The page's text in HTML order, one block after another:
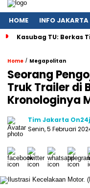
HOME INFO JAKARTA
Kasubag TU: Berkas
Home / Megapolitan
Seorang
Truk Trailer di
Kronologinya
Tim Jakarta
Senin, 5 Februari